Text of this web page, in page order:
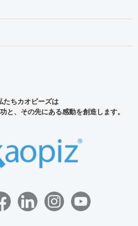
たちカオピーズは
と、その先にある感動を創造します。